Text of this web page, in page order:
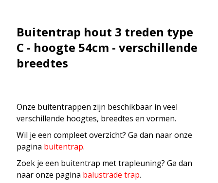
Buitentrap hout 3 treden type
C - hoogte 54cm - verschillende
breedtes
Onze buitentrappen zijn beschikbaar in veel
verschillende hoogtes, breedtes en vormen.
Wil je een compleet overzicht? Ga dan naar onze
pagina buitentrap.
Zoek je een buitentrap met trapleuning? Ga dan
naar onze pagina balustrade trap.